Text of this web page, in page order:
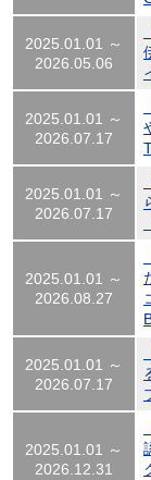
2025.01.01 ～
2026.05.06
2025.01.01 ～
2026.07.17
2025.01.01 ～
2026.07.17
2025.01.01 ～
2026.08.27
2025.01.01 ～
2026.07.17
2025.01.01 ～
2026.12.31